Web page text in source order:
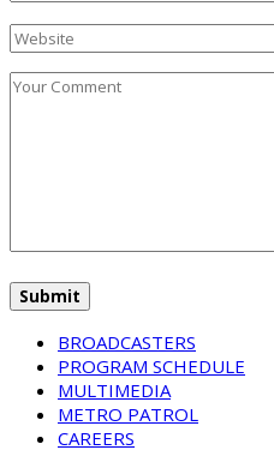
BROADCASTERS
PROGRAM SCHEDULE
MULTIMEDIA
METRO PATROL
CAREERS